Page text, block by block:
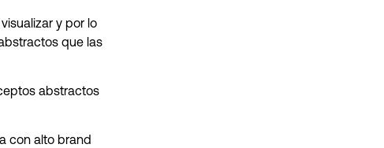
y por lo
que las
abstractos
con alto brand